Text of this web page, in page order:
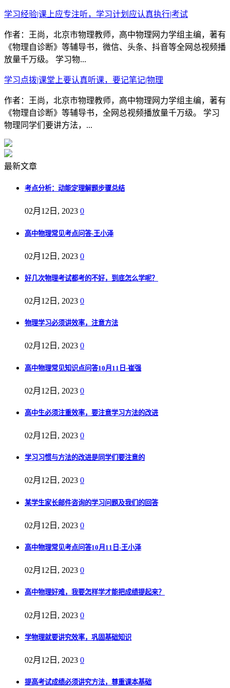
学习经验|课上应专注听，学习计划应认真执行|考试
作者：王尚，北京市物理教师，高中物理网力学组主编，著有
《物理自诊断》等辅导书，微信、头条、抖音等全网总视频播
放量千万级。 学习物...
学习点拨|课堂上要认真听课，要记笔记|物理
作者：王尚，北京市物理教师，高中物理网力学组主编，著有
《物理自诊断》等辅导书，全网总视频播放量千万级。 学习
物理同学们要讲方法，...
最新文章
考点分析：动能定理解题步骤总结
02月12日, 2023 0
高中物理常见考点问答-王小泽
02月12日, 2023 0
好几次物理考试都考的不好，到底怎么学呢？
02月12日, 2023 0
物理学习必须讲效率，注意方法
02月12日, 2023 0
高中物理常见知识点问答10月11日-崔强
02月12日, 2023 0
高中生必须注重效率，要注意学习方法的改进
02月12日, 2023 0
学习习惯与方法的改进是同学们要注意的
02月12日, 2023 0
某学生家长邮件咨询的学习问题及我们的回答
02月12日, 2023 0
高中物理常见考点问答10月11日-王小泽
02月12日, 2023 0
高中物理好难，我要怎样学才能把成绩提起来？
02月12日, 2023 0
学物理就要讲究效率，巩固基础知识
02月12日, 2023 0
提高考试成绩必须讲究方法，尊重课本基础